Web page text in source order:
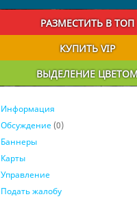
РАЗМЕСТИТЬ В ТОП
КУПИТЬ VIP
ВЫДЕЛЕНИЕ
Информация
Обсуждение (0)
Баннеры
Карты
Управление
Подать жалобу